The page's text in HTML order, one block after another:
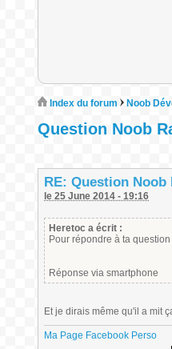
Index du forum Noob
Question Noob
RE: Question Noob
le 25 June 2014 - 19:16
Heretoc a écrit :
Pour répondre à ta
Réponse via smartphone
Et je dirais même qu'il a mit
Ma Page Facebook Perso